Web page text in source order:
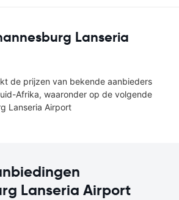
Lanseria
de prijzen van bekende aanbieders
Afrika, waaronder op de volgende
Lanseria Airport
Lanseria Airport